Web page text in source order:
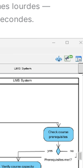
lourdes —